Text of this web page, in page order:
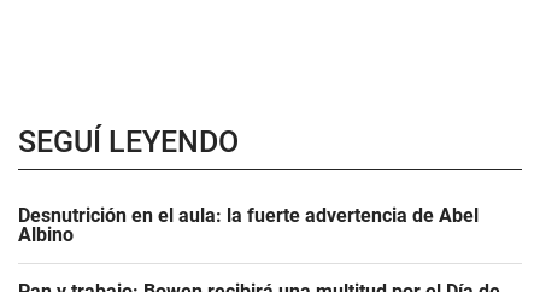
SEGUÍ LEYENDO
Desnutrición en el aula: la fuerte advertencia de Abel
Albino